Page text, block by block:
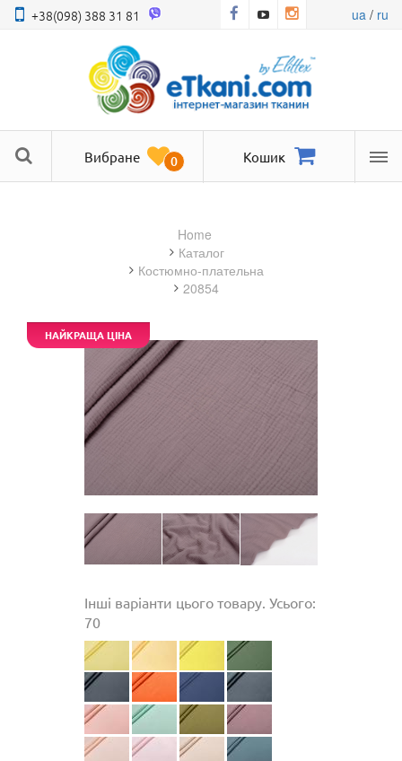
+38(098) 388 31 81 ua/ ru
Вибране 0 Кошик
Home
Каталог
костюмно-плательна
20854
НАЙКРАЩА ЦІНА
Інші варіанти цього товару. Усього:
70